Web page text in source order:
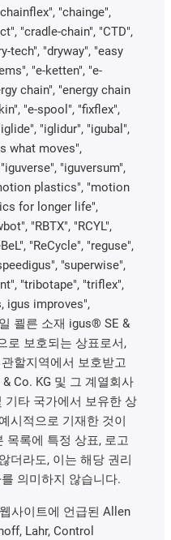
"chainge",
"cradle-chain", "CTD",
tech", "dryway", "easy
"e-ketten", "e-
chain", "energy chain
"e-spool", "fixflex",
"iglidur", "igubal",
what moves",
"iguversum",
plastics", "motion
for longer life",
"RBTX", "RCYL",
"ReCycle", "reguse",
"superwise",
"tribotape", "triflex",
igus improves",
쾰른 소재 igus® SE &
로 보호되는 상표로서,
할지역에서 보호받고
Co. KG 및 그 계열회사
기타 국가에서 보유한 상
시적으로 기재한 것이
목록에 특정 상표, 로고
더라도, 이는 해당 권리
의미하지 않습니다.
사이트에 언급된 Allen
Lahr, Control